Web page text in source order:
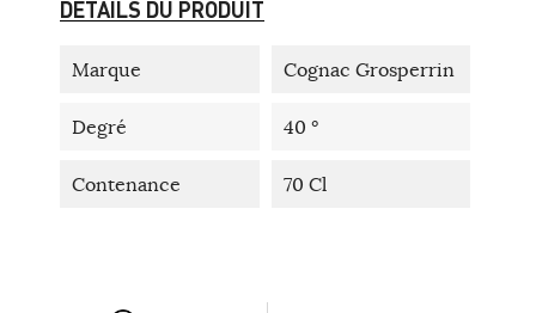
DÉTAILS DU PRODUIT
Marque Cognac Grosperrin
Degré 40 °
Contenance 70 Cl